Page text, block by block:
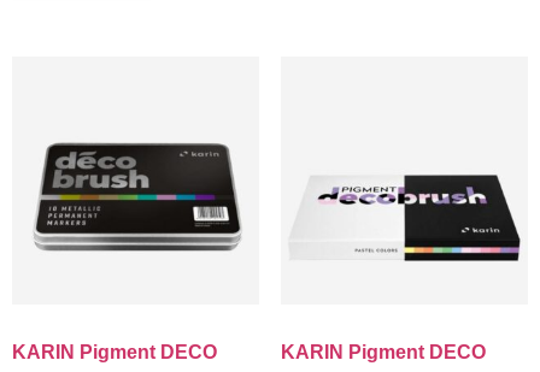
KARIN Pigment DECO
KARIN Pigment DECO